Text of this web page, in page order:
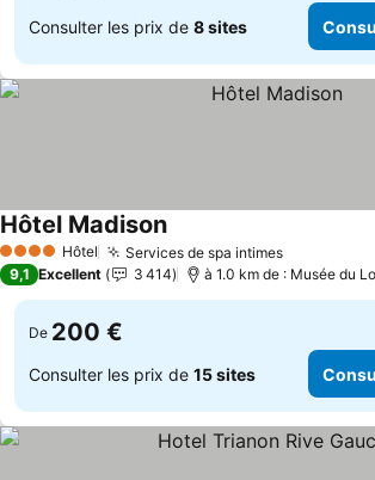
Consulter les prix de 8 sites
4 Étoiles Hôtel Services de spa intimes
Hôtel Madison
9,1 Excellent 3 414 à 1.0 km de : Musée du
De 200 €
Consulter les prix de 15 sites